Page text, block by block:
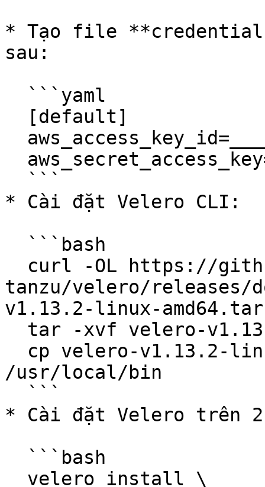
* Tạo file
sau:
* Cài đặt Velero CLI:
tanzu/velero/releases/
v1.13.2-linux-
/usr/local/bin
* Cài đặt Velero trên 2